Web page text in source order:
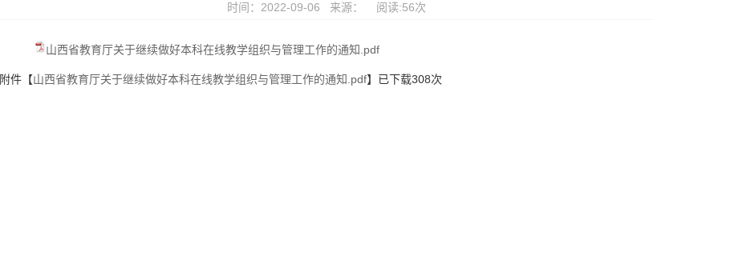
时间：2022-09-06 来源： 阅读:56次
山西省教育厅关于继续做好本科在线教学组织与管理工作的通知.pdf
附件【山西省教育厅关于继续做好本科在线教学组织与管理工作的通知.pdf】已下载308次